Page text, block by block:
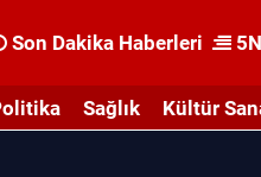
Son Dakika Haberleri
Sağlık Kültür